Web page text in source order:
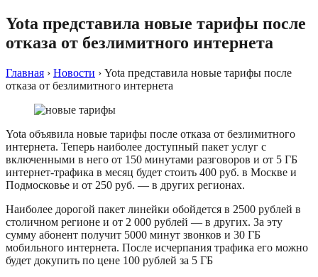
Yota представила новые тарифы после
отказа от безлимитного интернета
Главная › Новости › Yota представила новые тарифы после
отказа от безлимитного интернета
Yota объявила новые тарифы после отказа от безлимитного
интернета. Теперь наиболее доступный пакет услуг с
включенными в него от 150 минутами разговоров и от 5 ГБ
интернет-трафика в месяц будет стоить 400 руб. в Москве и
Подмосковье и от 250 руб. — в других регионах.
Наиболее дорогой пакет линейки обойдется в 2500 рублей в
столичном регионе и от 2 000 рублей — в других. За эту
сумму абонент получит 5000 минут звонков и 30 ГБ
мобильного интернета. После исчерпания трафика его можно
будет докупить по цене 100 рублей за 5 ГБ